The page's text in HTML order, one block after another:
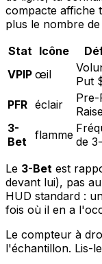
compacte affiche
plus le nombre
Stat Icône
VPIP œil
Put
PFR éclair
Pre-
3-
Bet flamme de
Le 3-Bet est
devant lui), pas
HUD standard :
fois où il en a
Le compteur à
l'échantillon. Lis-